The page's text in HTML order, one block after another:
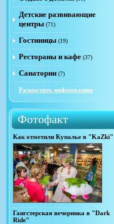
Детские развивающие
центры (71)
Гостиницы (19)
Рестораны и кафе (37)
Санатории (7)
Разместить информацию
Фотофакт
Как отметили Купалье в "KaZki"
Гангстерская вечеринка в "Dark
Ride"